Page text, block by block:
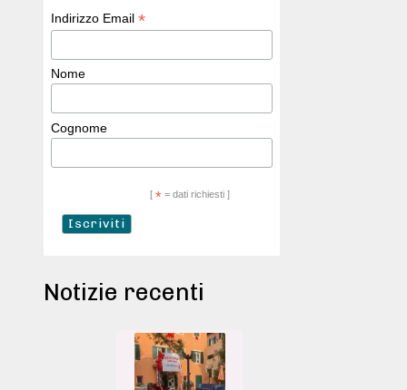
Indirizzo Email *
Nome
Cognome
[ *= dati richiesti ]
Notizie recenti